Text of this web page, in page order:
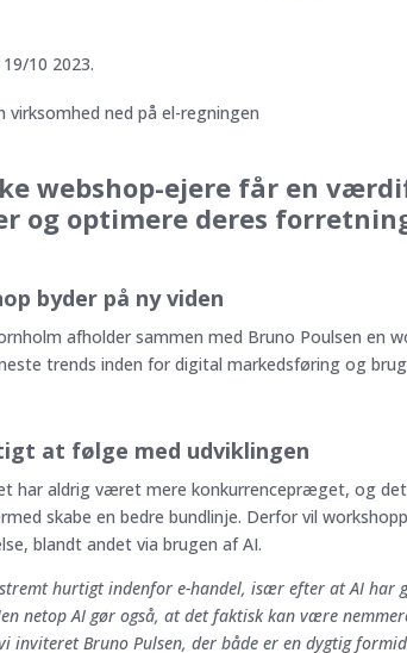
10 2023.
webshop-ejere får en
og optimere deres
byder på ny viden
afholder sammen med Bruno Poulsen en
trends inden for digital markedsføring og
at følge med udviklingen
har aldrig været mere konkurrencepræget, og
skabe en bedre bundlinje. Derfor vil
blandt andet via brugen af AI.
hurtigt indenfor e-handel, især efter at AI
netop AI gør også, at det faktisk kan være
inviteret Bruno Pulsen, der både er en dygtig